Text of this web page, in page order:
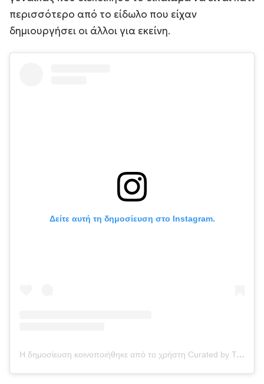
περισσότερο από το είδωλο που είχαν
δημιουργήσει οι άλλοι για εκείνη.
Δείτε αυτή τη δημοσίευση στο Instagram.
Η δημοσίευση κοινοποιήθηκε από το χρήστη Curated by Tiia Marie (@lovelynormajean)